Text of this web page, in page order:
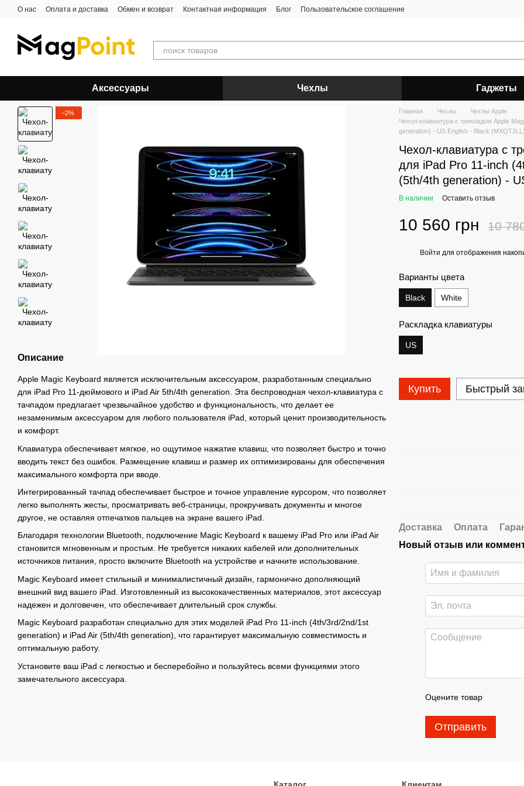
Перейти к основному контенту
О нас Оплата и доставка Обмен и возврат Контактная информация Блог Пользовательское соглашение
Аксессуары Чехлы Гаджеты
−2%
Описание
Apple Magic Keyboard является исключительным аксессуаром, разработанным специально
для iPad Pro 11-дюймового и iPad Air 5th/4th generation. Эта беспроводная чехол-клавиатура с
тачпадом предлагает чрезвычайное удобство и функциональность, что делает ее
незаменимым аксессуаром для любого пользователя iPad, который ценит производительность
и комфорт.
Клавиатура обеспечивает мягкое, но ощутимое нажатие клавиш, что позволяет быстро и точно
вводить текст без ошибок. Размещение клавиш и размер их оптимизированы для обеспечения
максимального комфорта при вводе.
Интегрированный тачпад обеспечивает быстрое и точное управление курсором, что позволяет
легко выполнять жесты, просматривать веб-страницы, прокручивать документы и многое
другое, не оставляя отпечатков пальцев на экране вашего iPad.
Благодаря технологии Bluetooth, подключение Magic Keyboard к вашему iPad Pro или iPad Air
становится мгновенным и простым. Не требуется никаких кабелей или дополнительных
источников питания, просто включите Bluetooth на устройстве и начните использование.
Magic Keyboard имеет стильный и минималистичный дизайн, гармонично дополняющий
внешний вид вашего iPad. Изготовленный из высококачественных материалов, этот аксессуар
надежен и долговечен, что обеспечивает длительный срок службы.
Magic Keyboard разработан специально для этих моделей iPad Pro 11-inch (4th/3rd/2nd/1st
generation) и iPad Air (5th/4th generation), что гарантирует максимальную совместимость и
оптимальную работу.
Установите ваш iPad с легкостью и бесперебойно и пользуйтесь всеми функциями этого
замечательного аксессуара.
Главная Чехлы
Чехлы Apple
Чехол-клавиатура с трекпадом Apple
generation) - US English - Black
Чехол-клавиатура с
для iPad Pro 11-inch
(5th/4th generation) -
В наличии Оставить отзыв
10 560 грн 10
Войти для отображения
Варианты цвета
Black White
Раскладка клавиатуры
US
Купить Быстрый
Доставка Оплата
Новый отзыв или
Оцените товар
Отправить